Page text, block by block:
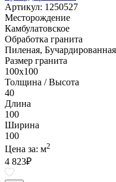
Артикул: 1250527
Месторождение
Камбулатовское
Обработка гранита
Пиленая, Бучардированная
Размер гранита
100х100
Толщина / Высота
40
Длина
100
Ширина
100
Цена за: м2
4 823₽